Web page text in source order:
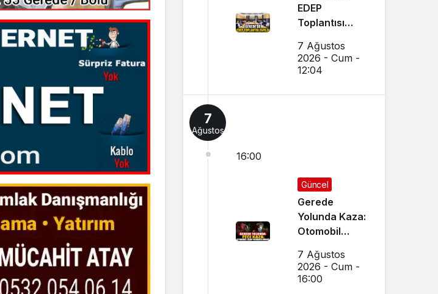
EDEP
Toplantısı
7 Ağustos
2026 - Cum -
12:04
7
Ağustos
16:00
Güncel
Gerede
Yolunda Kaza:
Otomobil
Hurdaya
Döndü
7 Ağustos
2026 - Cum -
16:00